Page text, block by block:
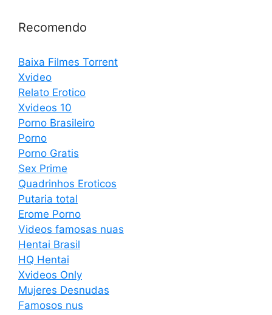
Recomendo
Baixa Filmes Torrent
Xvideo
Relato Erotico
Xvideos 10
Porno Brasileiro
Porno
Porno Gratis
Sex Prime
Quadrinhos Eroticos
Putaria total
Erome Porno
Videos famosas nuas
Hentai Brasil
HQ Hentai
Xvideos Only
Mujeres Desnudas
Famosos nus